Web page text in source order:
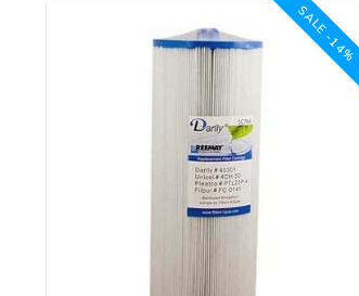
SALE -14%